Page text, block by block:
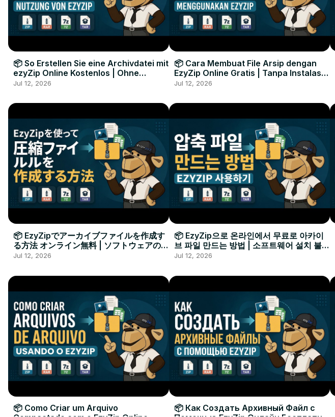
📦 So Erstellen Sie eine Archivdatei mit
ezyZip Online Kostenlos | Ohne
Softwareinstallation
Jul 12, 2026
📦 Cara Membuat File Arsip dengan
EzyZip Online Gratis | Tanpa Instalasi
Perangkat Lunak
Jul 12, 2026
📦 EzyZipでアーカイブファイルを作成す
る方法 オンライン無料 | ソフトウェアのイ
ンストール不要
Jul 12, 2026
📦 EzyZip으로 온라인에서 무료로 아카이
브 파일 만드는 방법 | 소프트웨어 설치 불필
요
Jul 12, 2026
📦 Como Criar um Arquivo
📦 Как Создать Архивный Файл с